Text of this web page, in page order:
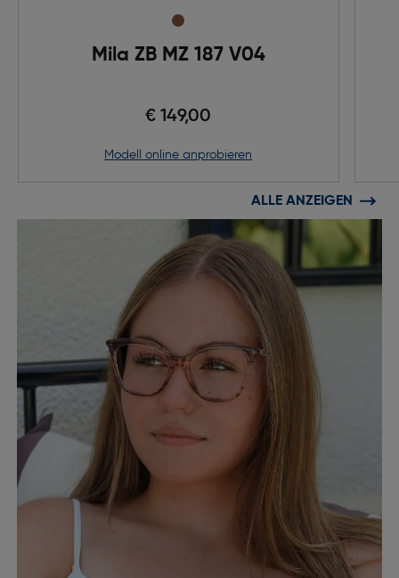
Mila ZB MZ 187 V04
€ 149,00
Modell online anprobieren
ALLE ANZEIGEN